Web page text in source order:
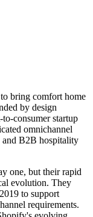
bring comfort home
by design
consumer startup
omnichannel
and B2B hospitality
one, but their rapid
evolution. They
to support
requirements.